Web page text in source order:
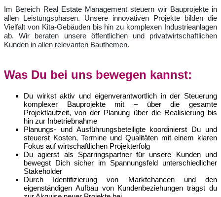
Im Bereich Real Estate Management steuern wir Bauprojekte in
allen Leistungsphasen. Unsere innovativen Projekte bilden die
Vielfalt von Kita-Gebäuden bis hin zu komplexen Industrieanlagen
ab. Wir beraten unsere öffentlichen und privatwirtschaftlichen
Kunden in allen relevanten Bauthemen.
Was Du bei uns bewegen kannst:
Du wirkst aktiv und eigenverantwortlich in der Steuerung
komplexer Bauprojekte mit – über die gesamte
Projektlaufzeit, von der Planung über die Realisierung bis
hin zur Inbetriebnahme
Planungs- und Ausführungsbeteiligte koordinierst Du und
steuerst Kosten, Termine und Qualitäten mit einem klaren
Fokus auf wirtschaftlichen Projekterfolg
Du agierst als Sparringspartner für unsere Kunden und
bewegst Dich sicher im Spannungsfeld unterschiedlicher
Stakeholder
Durch Identifizierung von Marktchancen und den
eigenständigen Aufbau von Kundenbeziehungen trägst du